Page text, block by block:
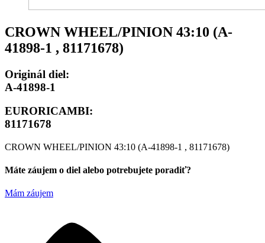
CROWN WHEEL/PINION 43:10 (A-
41898-1 , 81171678)
Originál diel:
A-41898-1
EURORICAMBI:
81171678
CROWN WHEEL/PINION 43:10 (A-41898-1 , 81171678)
Máte záujem o diel alebo potrebujete poradiť?
Mám záujem